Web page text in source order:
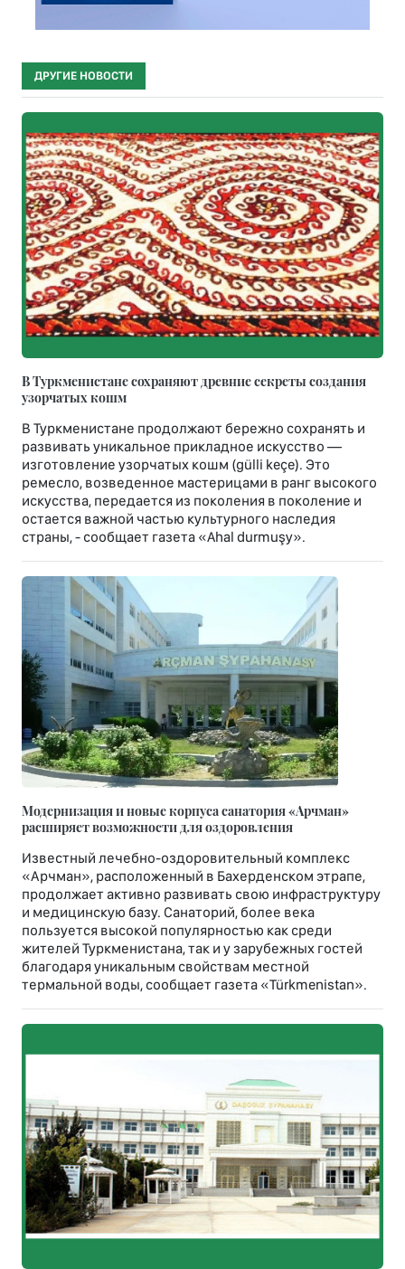
ДРУГИЕ НОВОСТИ
В Туркменистане сохраняют древние секреты создания
узорчатых кошм
В Туркменистане продолжают бережно сохранять и
развивать уникальное прикладное искусство —
изготовление узорчатых кошм (gülli keçe). Это
ремесло, возведенное мастерицами в ранг высокого
искусства, передается из поколения в поколение и
остается важной частью культурного наследия
страны, - сообщает газета «Ahal durmuşy».
Модернизация и новые корпуса санатория «Арчман»
расширяет возможности для оздоровления
Известный лечебно-оздоровительный комплекс
«Арчман», расположенный в Бахерденском этрапе,
продолжает активно развивать свою инфраструктуру
и медицинскую базу. Санаторий, более века
пользуется высокой популярностью как среди
жителей Туркменистана, так и у зарубежных гостей
благодаря уникальным свойствам местной
термальной воды, сообщает газета «Türkmenistan».